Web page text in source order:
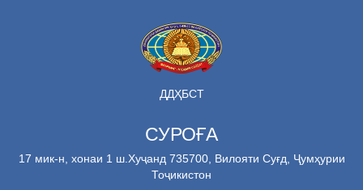
ДДҲБСТ
СУРОҒА
17 мик-н, хонаи 1 ш.Хуҷанд 735700, Вилояти Суғд, Ҷумҳурии
Тоҷикистон